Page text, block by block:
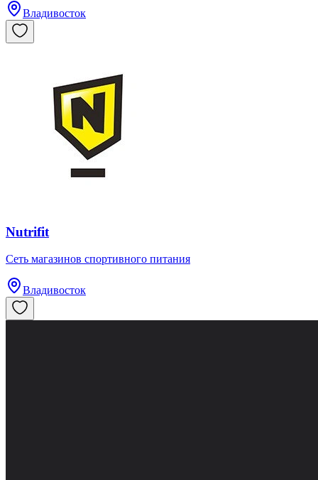
Владивосток
Nutrifit
​Сеть магазинов спортивного питания
Владивосток